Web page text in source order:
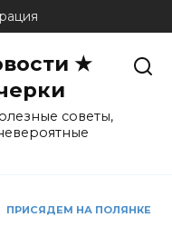
★
советы,
ПРИСЯДЕМ НА ПОЛЯНКЕ